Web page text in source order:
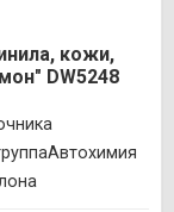
кожи,
DW5248